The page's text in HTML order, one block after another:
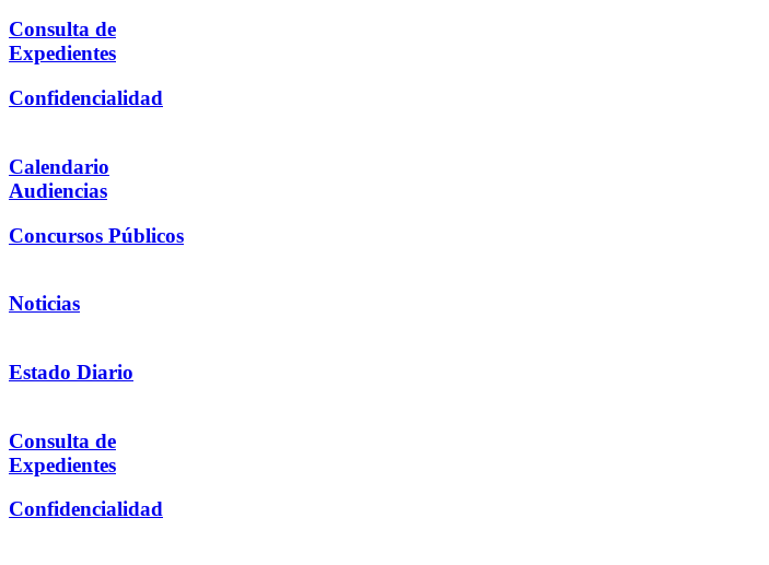
Consulta de
Expedientes
Confidencialidad
Calendario
Audiencias
Concursos Públicos
Noticias
Estado Diario
Consulta de
Expedientes
Confidencialidad